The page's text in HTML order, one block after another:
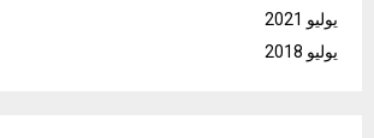
يوليو 2021
يوليو 2018